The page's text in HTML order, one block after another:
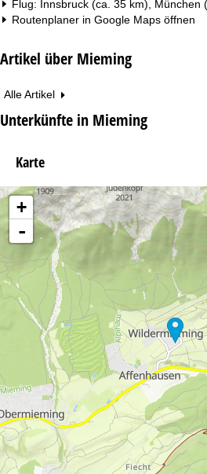
Flug: Innsbruck (ca. 35 km), München
Routenplaner in Google Maps öffnen
Artikel über Mieming
Alle Artikel
Unterkünfte in Mieming
Karte
+
-